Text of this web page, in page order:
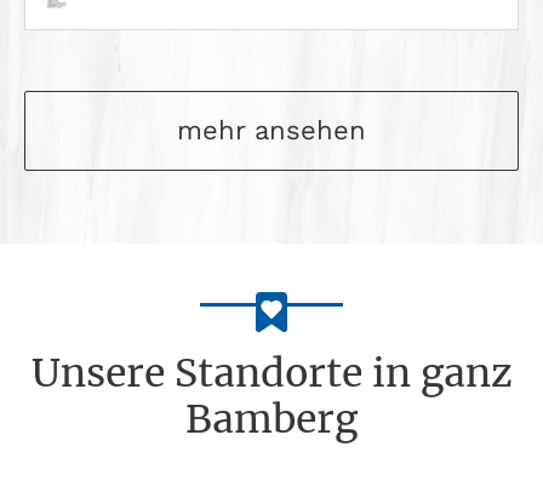
mehr ansehen
Unsere Standorte in ganz
Bamberg